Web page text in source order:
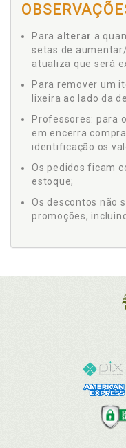
Para alterar a
setas de
atualiza que será
Para remover um
lixeira ao lado da
Professores: para
em encerra
identificação os
Os pedidos ficam
estoque;
Os descontos não
promoções,